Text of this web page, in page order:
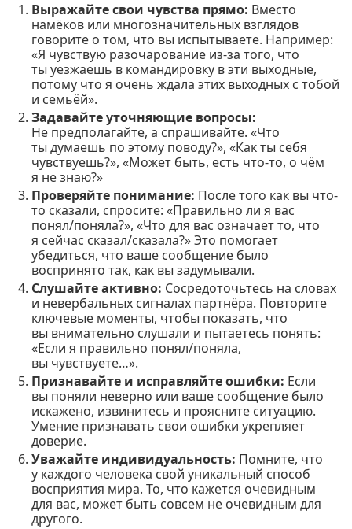
Выражайте свои чувства прямо: Вместо
намёков или многозначительных взглядов
говорите о том, что вы испытываете. Например:
«Я чувствую разочарование из-за того, что
ты уезжаешь в командировку в эти выходные,
потому что я очень ждала этих выходных с тобой
и семьёй».
Задавайте уточняющие вопросы:
Не предполагайте, а спрашивайте. «Что
ты думаешь по этому поводу?», «Как ты себя
чувствуешь?», «Может быть, есть что-то, о чём
я не знаю?»
Проверяйте понимание: После того как вы что-
то сказали, спросите: «Правильно ли я вас
понял/поняла?», «Что для вас означает то, что
я сейчас сказал/сказала?» Это помогает
убедиться, что ваше сообщение было
воспринято так, как вы задумывали.
Слушайте активно: Сосредоточьтесь на словах
и невербальных сигналах партнёра. Повторите
ключевые моменты, чтобы показать, что
вы внимательно слушали и пытаетесь понять:
«Если я правильно понял/поняла,
вы чувствуете…».
Признавайте и исправляйте ошибки: Если
вы поняли неверно или ваше сообщение было
искажено, извинитесь и проясните ситуацию.
Умение признавать свои ошибки укрепляет
доверие.
Уважайте индивидуальность: Помните, что
у каждого человека свой уникальный способ
восприятия мира. То, что кажется очевидным
для вас, может быть совсем не очевидным для
другого.